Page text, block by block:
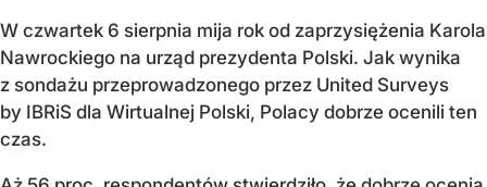
W czwartek 6 sierpnia mija rok od zaprzysiężenia Karola
Nawrockiego na urząd prezydenta Polski. Jak wynika
z sondażu przeprowadzonego przez United Surveys
by IBRiS dla Wirtualnej Polski, Polacy dobrze ocenili ten
czas.